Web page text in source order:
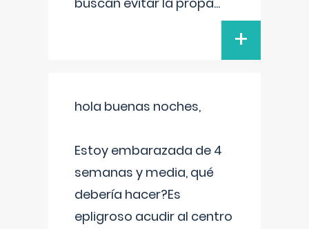
+
hola buenas noches,
Estoy embarazada de 4
semanas y media, qué
debería hacer?Es
epligroso acudir al centro